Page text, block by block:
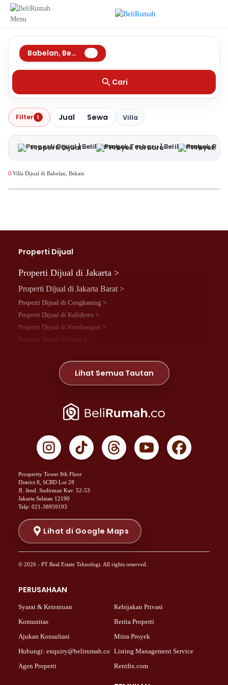
Babelan, Bekasi
Cari
Filter 1 Jual Sewa Villa
Properti Dijual Proyek Terbaru Proyek
0 Villa Dijual di Babelan, Bekasi
Properti Dijual
Properti Dijual di Jakarta >
Properti Dijual di Jakarta Barat >
Properti Dijual di Cengkareng >
Properti Dijual di Kalideres >
Properti Dijual di Kembangan >
Properti Dijual di Grogol >
Properti Dijual di Meruya >
Properti Dijual di Jelambar >
Properti Dijual di Jakarta Pusat >
Properti Dijual di Cempaka Putih >
Properti Dijual di Johar Baru >
Properti Dijual di Kemayoran >
Properti Dijual di Senen >
Properti Dijual di Tanah Abang >
Properti Dijual di Cikini >
Properti Dijual di Pasar Baru >
Properti Dijual di Bendungan Hilir >
Properti Dijual di Cilandak >
Properti Dijual di Gandaria Selatan >
Properti Dijual di Pondok Labu >
Properti Dijual di Cipete Selatan >
Properti Dijual di Senayan >
Properti Dijual di Pondok Pinang >
Lihat Semua Tautan
Prosperity Tower 8th Floor
District 8, SCBD Lot 28
JI. Jend. Sudirman Kav. 52-53
Jakarta Selatan 12190
Telp: 021-38959193
Lihat di Google Maps
© 2026 - PT Real Estate Teknologi. All rights reserved.
PERUSAHAAN
Syarat & Ketentuan Kebijakan Privasi
Komunitas Berita Properti
Ajukan Konsultasi Mitra Proyek
Hubungi: enquiry@belirumah.co Listing Management Service
Agen Properti Rentfix.com